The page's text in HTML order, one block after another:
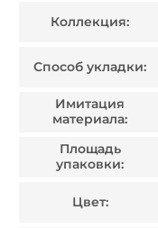
Коллекция:
Способ укладки:
Имитация
материала:
Площадь
упаковки:
Цвет: